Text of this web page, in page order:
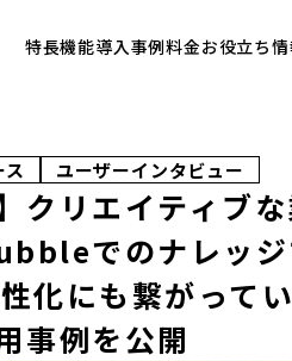
特長機能導入事例料金お役立ち
ス ユーザーインタビュー
クリエイティブ
でのナレッ
化にも繋がって
事例を公開